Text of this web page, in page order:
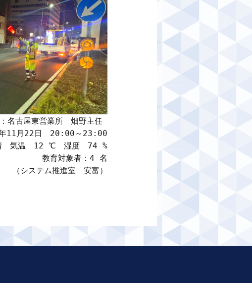
名古屋東営業所　畑野主任
11月22日　20:00～23:00
　気温　12 ℃　湿度　74 %
教育対象者：4 名
（システム推進室　安富）